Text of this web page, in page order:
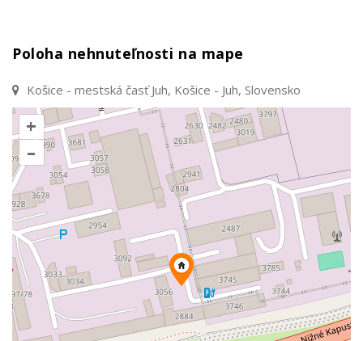
Poloha nehnuteľnosti na mape
Košice - mestská časť Juh, Košice - Juh, Slovensko
+
–